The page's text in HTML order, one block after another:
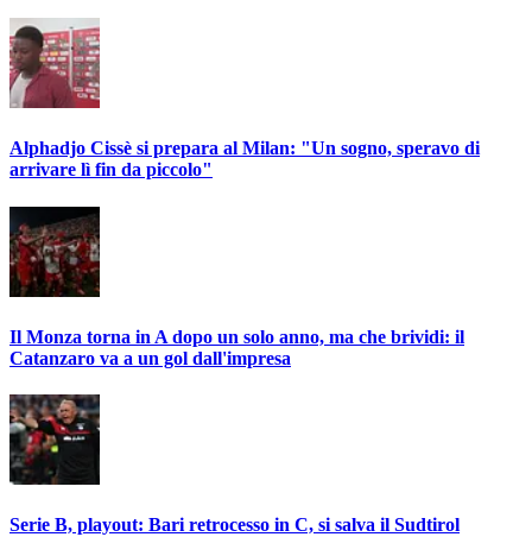
Alphadjo Cissè si prepara al Milan: "Un sogno, speravo di
arrivare lì fin da piccolo"
Il Monza torna in A dopo un solo anno, ma che brividi: il
Catanzaro va a un gol dall'impresa
Serie B, playout: Bari retrocesso in C, si salva il Sudtirol